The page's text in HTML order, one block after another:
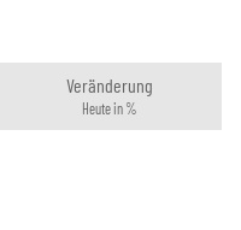
Veränderung
Heute in %